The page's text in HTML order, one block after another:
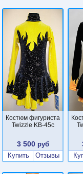
Костюм фигуриста
Twizzle KB-45c
3 500руб
Купить
Отзывы